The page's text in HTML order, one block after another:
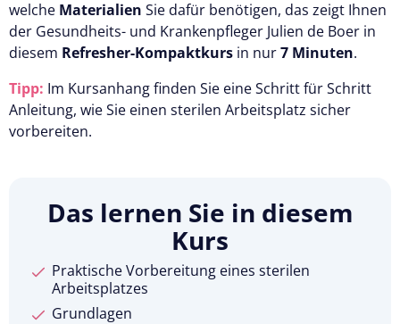
welche Materialien Sie dafür benötigen, das zeigt Ihnen
der Gesundheits- und Krankenpfleger Julien de Boer in
diesem Refresher-Kompaktkurs in nur7 Minuten.
Tipp: Im Kursanhang finden Sie eine Schritt für Schritt
Anleitung, wie Sie einen sterilen Arbeitsplatz sicher
vorbereiten.
Das lernen Sie in diesem
Kurs
Praktische Vorbereitung eines sterilen
Arbeitsplatzes
Grundlagen